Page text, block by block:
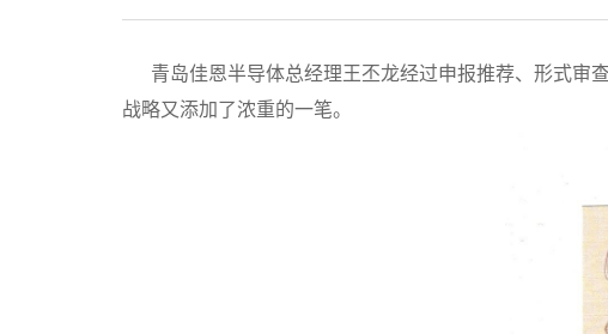
青岛佳恩半导体总经理王丕龙经过申报推荐、形式审
战略又添加了浓重的一笔。